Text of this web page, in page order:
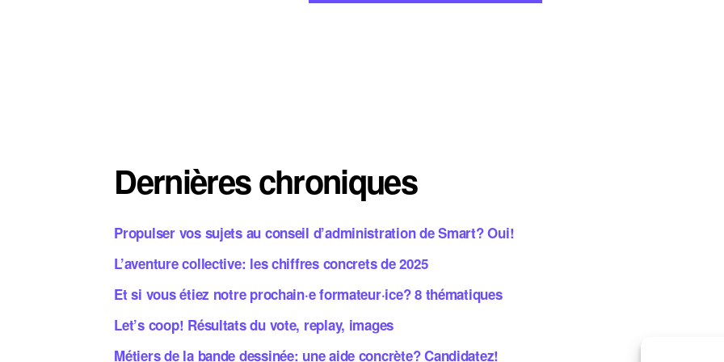
Dernières chroniques
Propulser vos sujets au conseil d’administration de Smart? Oui!
L’aventure collective: les chiffres concrets de 2025
Et si vous étiez notre prochain·e formateur·ice? 8 thématiques
Let’s coop! Résultats du vote, replay, images
Métiers de la bande dessinée: une aide concrète? Candidatez!